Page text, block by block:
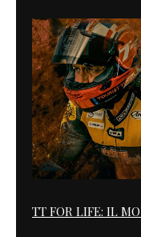
TT FOR LIFE: IL